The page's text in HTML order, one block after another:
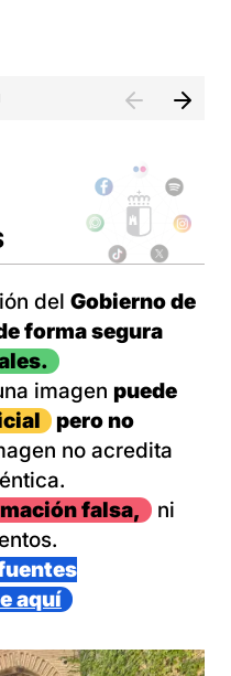
del Gobierno de
forma segura
imagen puede
pero no
no acredita
falsa,
ni
aquí